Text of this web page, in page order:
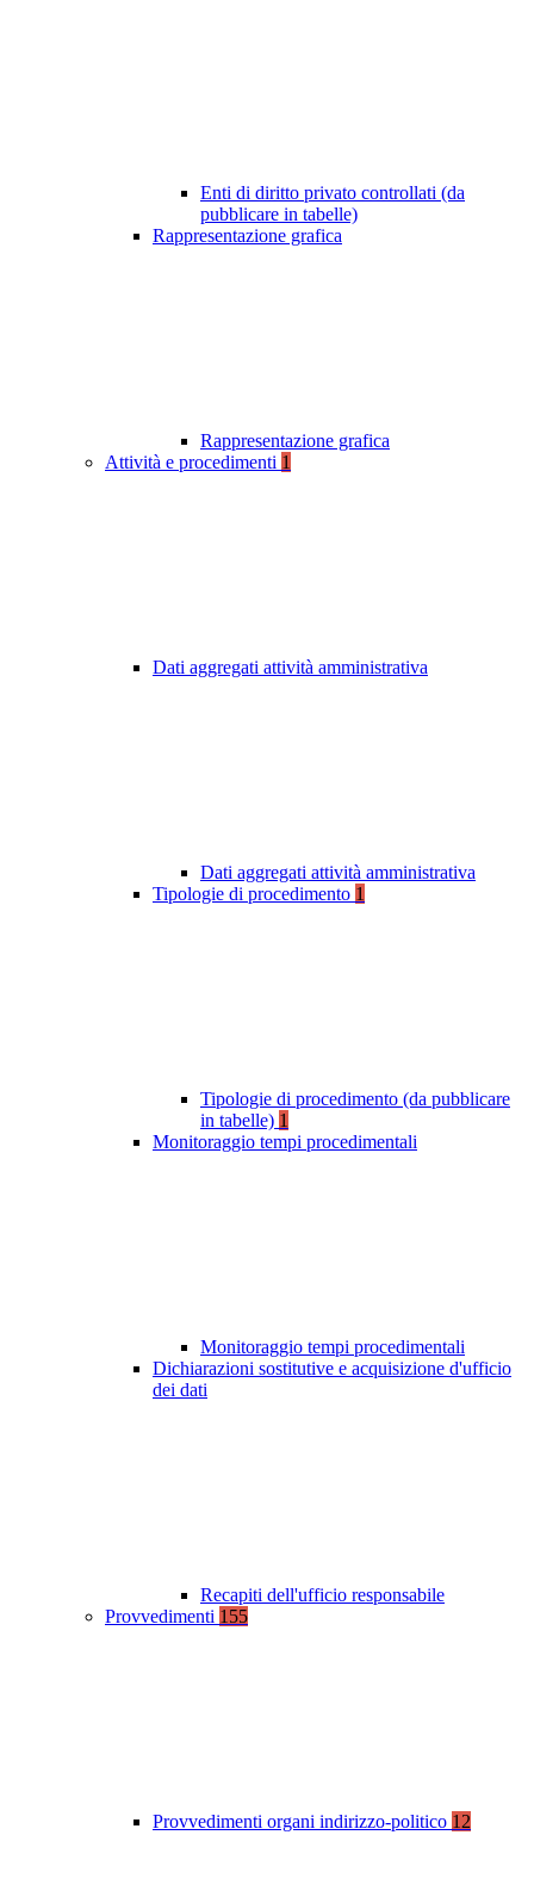
Enti di diritto privato controllati (da
pubblicare in tabelle)
Rappresentazione grafica
Rappresentazione grafica
Attività e procedimenti 1
Dati aggregati attività amministrativa
Dati aggregati attività amministrativa
Tipologie di procedimento 1
Tipologie di procedimento (da pubblicare
in tabelle) 1
Monitoraggio tempi procedimentali
Monitoraggio tempi procedimentali
Dichiarazioni sostitutive e acquisizione d'ufficio
dei dati
Recapiti dell'ufficio responsabile
Provvedimenti 155
Provvedimenti organi indirizzo-politico 12